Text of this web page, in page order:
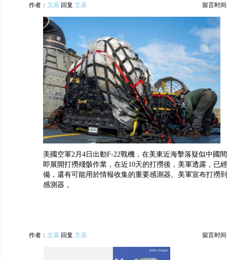
作者： 文庙 回复 文庙 留言时间
美國空軍2月4日出動F-22戰機，在美東近海擊落疑似中國
即展開打撈殘骸作業，在近10天的打撈後，美軍透露，已
備，還有可能用於情報收集的重要感測器。美軍宣布打撈
感測器 。
作者： 文庙 回复 文庙 留言时间